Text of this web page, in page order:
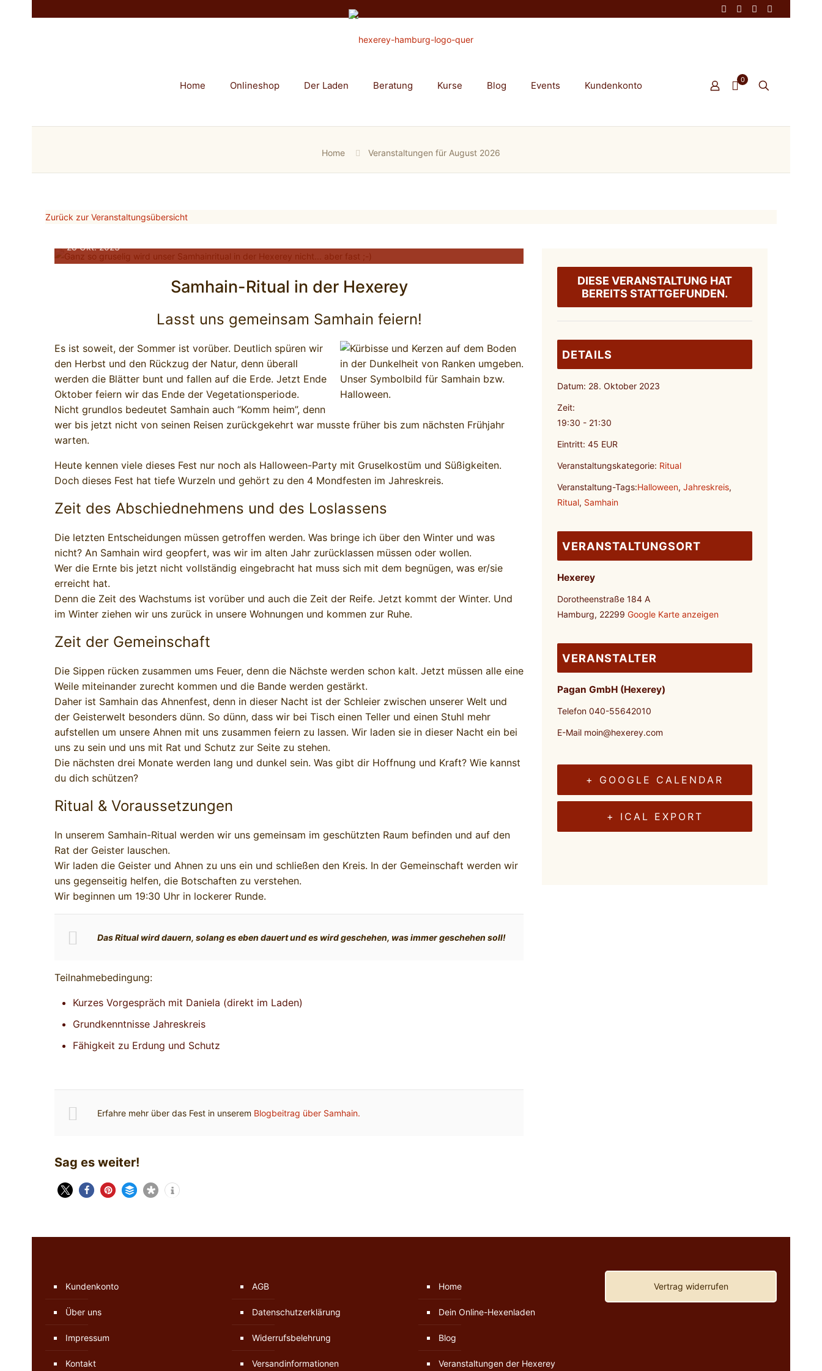
Home Onlineshop Der Laden Beratung Kurse Blog Events Kundenkonto 0
Home Veranstaltungen für August 2026
Zurück zur Veranstaltungsübersicht
Samhain-Ritual in der Hexerey
28 Okt. 2023
Samhain-Ritual in der Hexerey
Lasst uns gemeinsam Samhain feiern!
Es ist soweit, der Sommer ist vorüber. Deutlich spüren wir
den Herbst und den Rückzug der Natur, denn überall
werden die Blätter bunt und fallen auf die Erde. Jetzt Ende
Oktober feiern wir das Ende der Vegetationsperiode.
Nicht grundlos bedeutet Samhain auch “Komm heim”, denn
wer bis jetzt nicht von seinen Reisen zurückgekehrt war musste früher bis zum nächsten Frühjahr
warten.
Heute kennen viele dieses Fest nur noch als Halloween-Party mit Gruselkostüm und Süßigkeiten.
Doch dieses Fest hat tiefe Wurzeln und gehört zu den 4 Mondfesten im Jahreskreis.
Zeit des Abschiednehmens und des Loslassens
Die letzten Entscheidungen müssen getroffen werden. Was bringe ich über den Winter und was
nicht? An Samhain wird geopfert, was wir im alten Jahr zurücklassen müssen oder wollen.
Wer die Ernte bis jetzt nicht vollständig eingebracht hat muss sich mit dem begnügen, was er/sie
erreicht hat.
Denn die Zeit des Wachstums ist vorüber und auch die Zeit der Reife. Jetzt kommt der Winter. Und
im Winter ziehen wir uns zurück in unsere Wohnungen und kommen zur Ruhe.
Zeit der Gemeinschaft
Die Sippen rücken zusammen ums Feuer, denn die Nächste werden schon kalt. Jetzt müssen alle eine
Weile miteinander zurecht kommen und die Bande werden gestärkt.
Daher ist Samhain das Ahnenfest, denn in dieser Nacht ist der Schleier zwischen unserer Welt und
der Geisterwelt besonders dünn. So dünn, dass wir bei Tisch einen Teller und einen Stuhl mehr
aufstellen um unsere Ahnen mit uns zusammen feiern zu lassen. Wir laden sie in dieser Nacht ein bei
uns zu sein und uns mit Rat und Schutz zur Seite zu stehen.
Die nächsten drei Monate werden lang und dunkel sein. Was gibt dir Hoffnung und Kraft? Wie kannst
du dich schützen?
Ritual & Voraussetzungen
In unserem Samhain-Ritual werden wir uns gemeinsam im geschützten Raum befinden und auf den
Rat der Geister lauschen.
Wir laden die Geister und Ahnen zu uns ein und schließen den Kreis. In der Gemeinschaft werden wir
uns gegenseitig helfen, die Botschaften zu verstehen.
Wir beginnen um 19:30 Uhr in lockerer Runde.
Das Ritual wird dauern, solang es eben dauert und es wird geschehen, was immer geschehen soll!
Teilnahmebedingung:
Kurzes Vorgespräch mit Daniela (direkt im Laden)
Grundkenntnisse Jahreskreis
Fähigkeit zu Erdung und Schutz
Erfahre mehr über das Fest in unserem Blogbeitrag über Samhain.
Sag es weiter!
DIESE VERANSTALTUNG HAT
BEREITS STATTGEFUNDEN.
DETAILS
Datum: 28. Oktober 2023
Zeit:
19:30 - 21:30
Eintritt: 45 EUR
Veranstaltungskategorie: Ritual
Veranstaltung-Tags:Halloween,Jahreskreis,
Ritual, Samhain
VERANSTALTUNGSORT
Hexerey
Dorotheenstraße 184 A
Hamburg, 22299 Google Karte anzeigen
VERANSTALTER
Pagan GmbH (Hexerey)
Telefon040-55642010
E-Mail moin@hexerey.com
+ GOOGLE CALENDAR
+ ICAL EXPORT
Kundenkonto
Über uns
Impressum
Kontakt
AGB
Datenschutzerklärung
Widerrufsbelehrung
Versandinformationen
Home
Dein Online-Hexenladen
Blog
Veranstaltungen der Hexerey
Vertrag widerrufen